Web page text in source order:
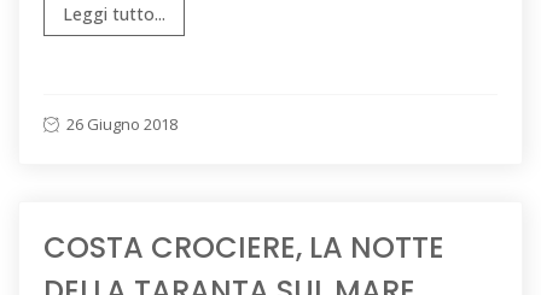
26 Giugno 2018
Leggi tutto...
COSTA CROCIERE, LA NOTTE